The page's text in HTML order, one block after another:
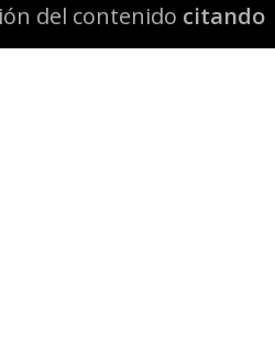
del contenido citando